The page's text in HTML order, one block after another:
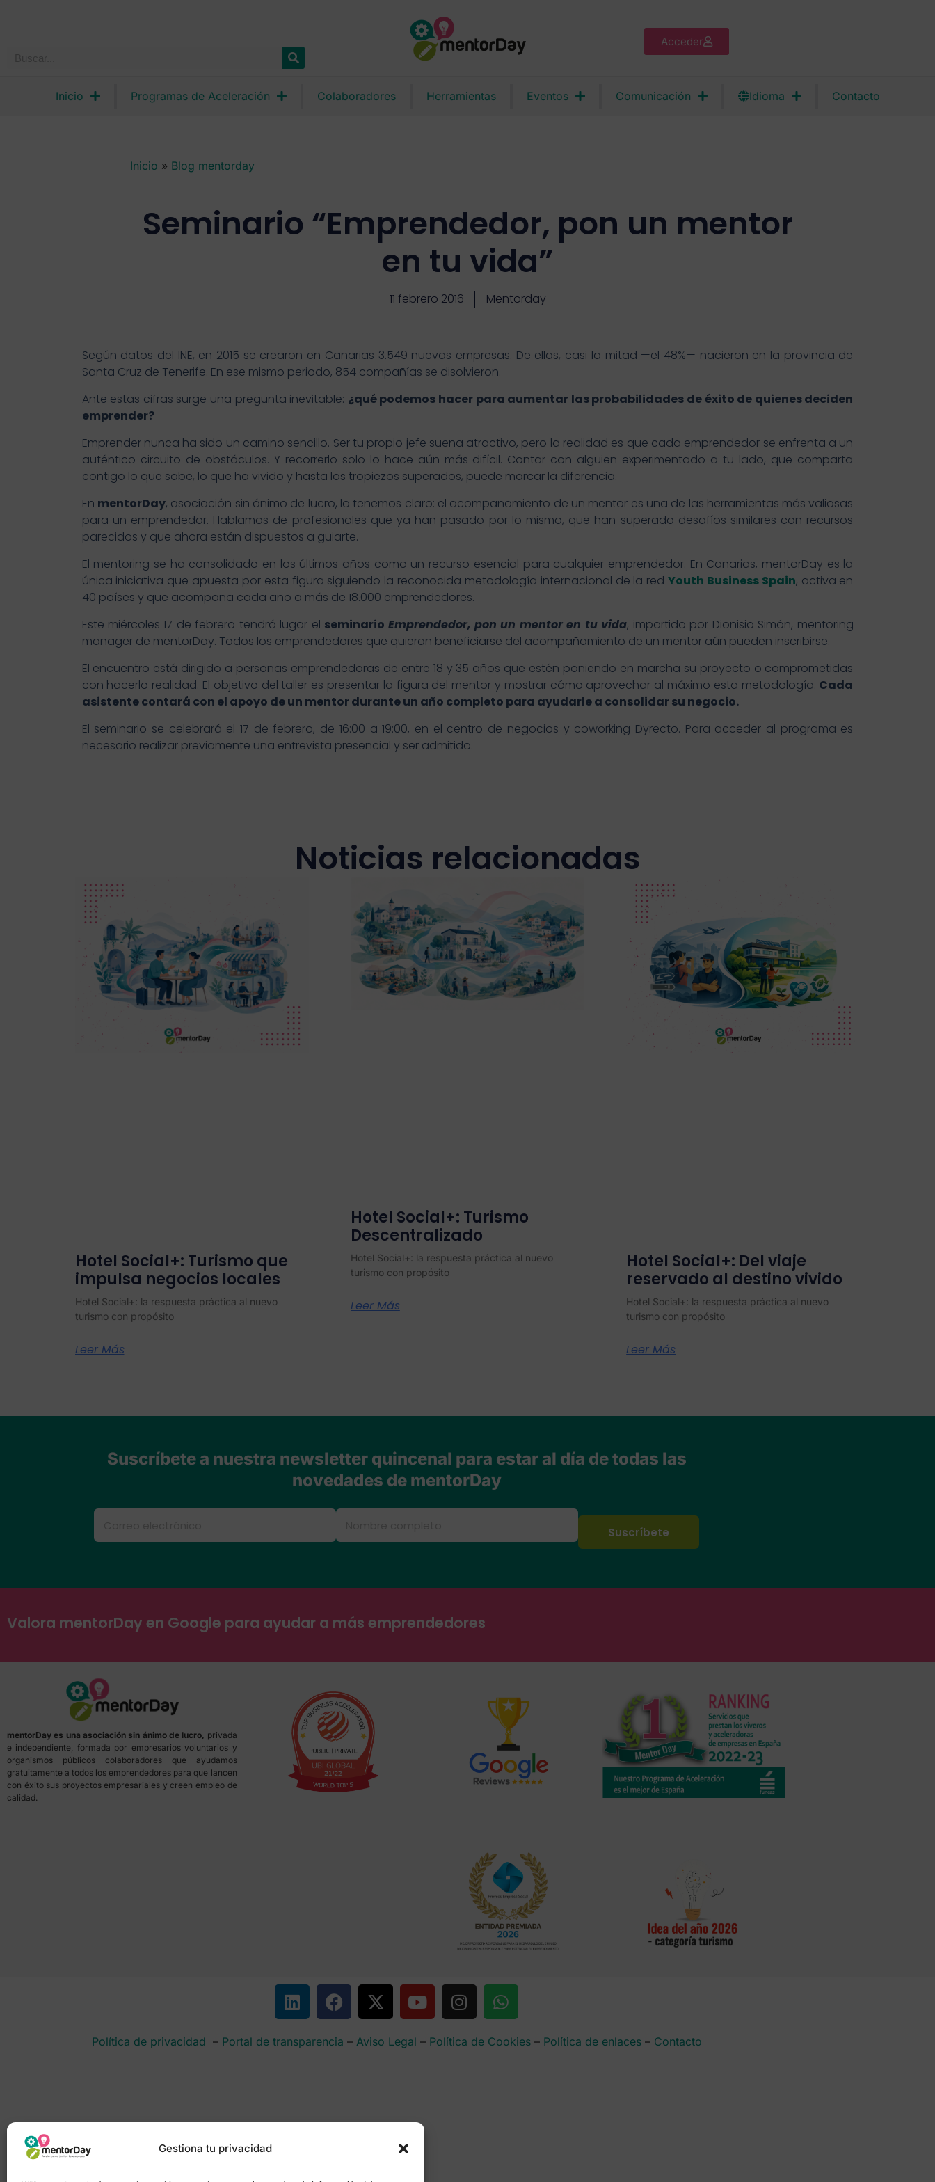
Gestiona tu privacidad
Acceder
Inicio Programas de Aceleración Colaboradores Herramientas Eventos Comunicación Idioma Contacto
Inicio » Blog mentorday
Seminario “Emprendedor, pon un mentor
en tu vida”
11 febrero 2016 Mentorday
Según datos del INE, en 2015 se crearon en Canarias 3.549 nuevas empresas. De ellas, casi la mitad —el 48%— nacieron en la provincia de
Santa Cruz de Tenerife. En ese mismo periodo, 854 compañías se disolvieron.
Ante estas cifras surge una pregunta inevitable: ¿qué podemos hacer para aumentar las probabilidades de éxito de quienes deciden
emprender?
Emprender nunca ha sido un camino sencillo. Ser tu propio jefe suena atractivo, pero la realidad es que cada emprendedor se enfrenta a un
auténtico circuito de obstáculos. Y recorrerlo solo lo hace aún más difícil. Contar con alguien experimentado a tu lado, que comparta
contigo lo que sabe, lo que ha vivido y hasta los tropiezos superados, puede marcar la diferencia.
En mentorDay, asociación sin ánimo de lucro, lo tenemos claro: el acompañamiento de un mentor es una de las herramientas más valiosas
para un emprendedor. Hablamos de profesionales que ya han pasado por lo mismo, que han superado desafíos similares con recursos
parecidos y que ahora están dispuestos a guiarte.
El mentoring se ha consolidado en los últimos años como un recurso esencial para cualquier emprendedor. En Canarias, mentorDay es la
única iniciativa que apuesta por esta figura siguiendo la reconocida metodología internacional de la redYouth Business Spain, activa en
40 países y que acompaña cada año a más de 18.000 emprendedores.
Este miércoles 17 de febrero tendrá lugar el seminario Emprendedor, pon un mentor en tu vida, impartido por Dionisio Simón, mentoring
manager de mentorDay. Todos los emprendedores que quieran beneficiarse del acompañamiento de un mentor aún pueden inscribirse.
El encuentro está dirigido a personas emprendedoras de entre 18 y 35 años que estén poniendo en marcha su proyecto o comprometidas
con hacerlo realidad. El objetivo del taller es presentar la figura del mentor y mostrar cómo aprovechar al máximo esta metodología. Cada
asistente contará con el apoyo de un mentor durante un año completo para ayudarle a consolidar su negocio.
El seminario se celebrará el 17 de febrero, de 16:00 a 19:00, en el centro de negocios y coworking Dyrecto. Para acceder al programa es
necesario realizar previamente una entrevista presencial y ser admitido.
Noticias relacionadas
Hotel Social+: Turismo que
impulsa negocios locales
Hotel Social+: la respuesta práctica al nuevo
turismo con propósito
Leer Más
Hotel Social+: Turismo
Descentralizado
Hotel Social+: la respuesta práctica al nuevo
turismo con propósito
Leer Más
Hotel Social+: Del viaje
reservado al destino vivido
Hotel Social+: la respuesta práctica al nuevo
turismo con propósito
Leer Más
Suscríbete a nuestra newsletter quincenal para estar al día de todas las
novedades de mentorDay
Valora mentorDay en Google para ayudar a más emprendedores
mentorDay es una asociación sin ánimo de lucro, privada
e independiente, formada por empresarios voluntarios y
organismos públicos colaboradores que ayudamos
gratuitamente a todos los emprendedores para que lancen
con éxito sus proyectos empresariales y creen empleo de
calidad.
Política de privacidad – Portal de transparencia – Aviso Legal – Política de Cookies– Política de enlaces– Contacto